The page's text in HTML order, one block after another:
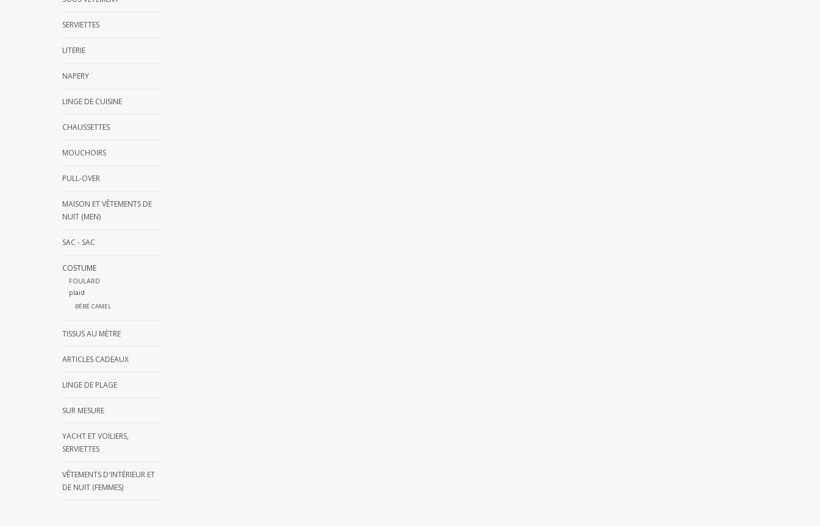
SERVIETTES
LITERIE
NAPERY
LINGE DE CUISINE
CHAUSSETTES
MOUCHOIRS
PULL-OVER
MAISON ET VÊTEMENTS DE
NUIT (MEN)
SAC - SAC
COSTUME
FOULARD
plaid
BÉBÉ CAMEL
TISSUS AU MÈTRE
ARTICLES CADEAUX
LINGE DE PLAGE
SUR MESURE
YACHT ET VOILIERS,
SERVIETTES
VÊTEMENTS D'INTÉRIEUR ET
DE NUIT (FEMMES)